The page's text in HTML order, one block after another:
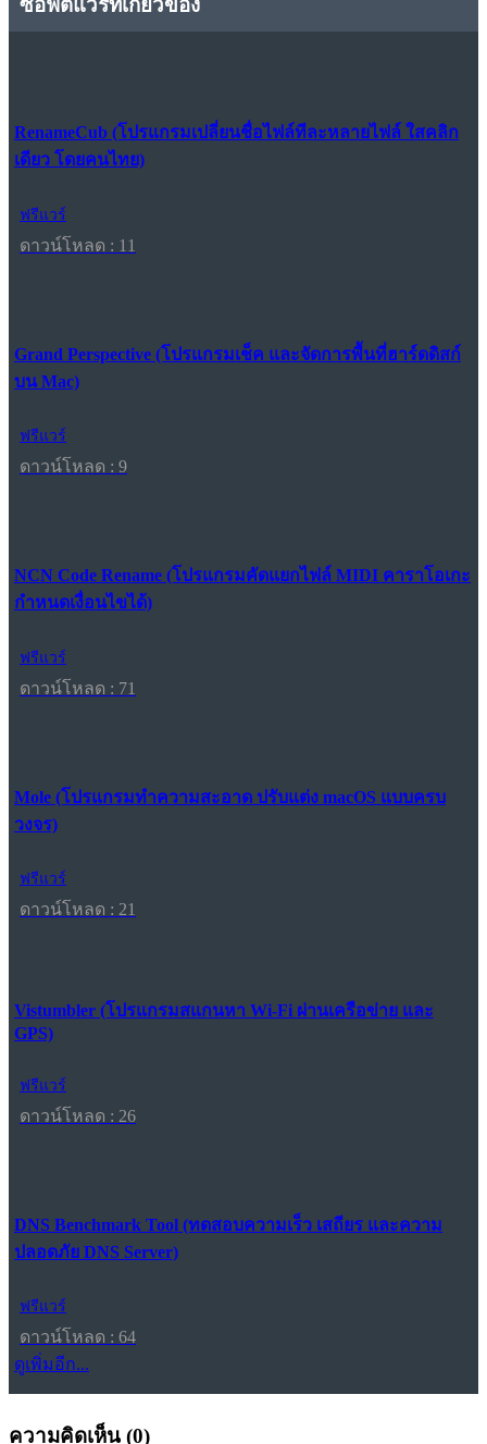
ซอฟต์แวร์ที่เกี่ยวข้อง
RenameCub (โปรแกรมเปลี่ยนชื่อไฟล์ทีละหลายไฟล์ ใสคลิก
เดียว โดยคนไทย)
ฟรีแวร์
ดาวน์โหลด : 11
Grand Perspective (โปรแกรมเช็ค และจัดการพื้นที่ฮาร์ดดิสก์
บน Mac)
ฟรีแวร์
ดาวน์โหลด : 9
NCN Code Rename (โปรแกรมคัดแยกไฟล์ MIDI คาราโอเกะ
กำหนดเงื่อนไขได้)
ฟรีแวร์
ดาวน์โหลด : 71
Mole (โปรแกรมทำความสะอาด ปรับแต่ง macOS แบบครบ
วงจร)
ฟรีแวร์
ดาวน์โหลด : 21
Vistumbler (โปรแกรมสแกนหา Wi-Fi ผ่านเครือข่าย และ
GPS)
ฟรีแวร์
ดาวน์โหลด : 26
DNS Benchmark Tool (ทดสอบความเร็ว เสถียร และความ
ปลอดภัย DNS Server)
ฟรีแวร์
ดาวน์โหลด : 64
ดูเพิ่มอีก...
ความคิดเห็น (0)